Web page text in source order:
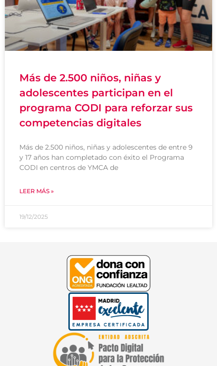
Más de 2.500 niños, niñas y
adolescentes participan en el
programa CODI para reforzar sus
competencias digitales
Más de 2.500 niños, niñas y adolescentes de entre 9
y 17 años han completado con éxito el Programa
CODI en centros de YMCA de
LEER MÁS »
19/12/2025